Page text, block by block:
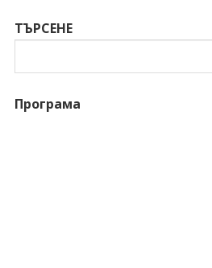
ТЪРСЕНЕ
Програма